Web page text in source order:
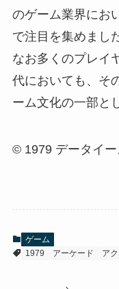
のゲーム業界にお
で注目を集めまし
なお多くのプレイ
代においても、そ
ーム文化の一部と
© 1979 データイー
ゲーム
1979
アーケード ア